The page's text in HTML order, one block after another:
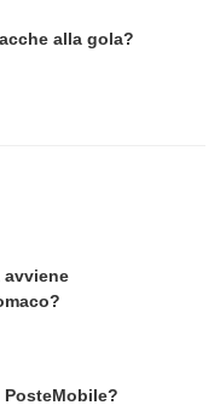
alla gola?
avviene